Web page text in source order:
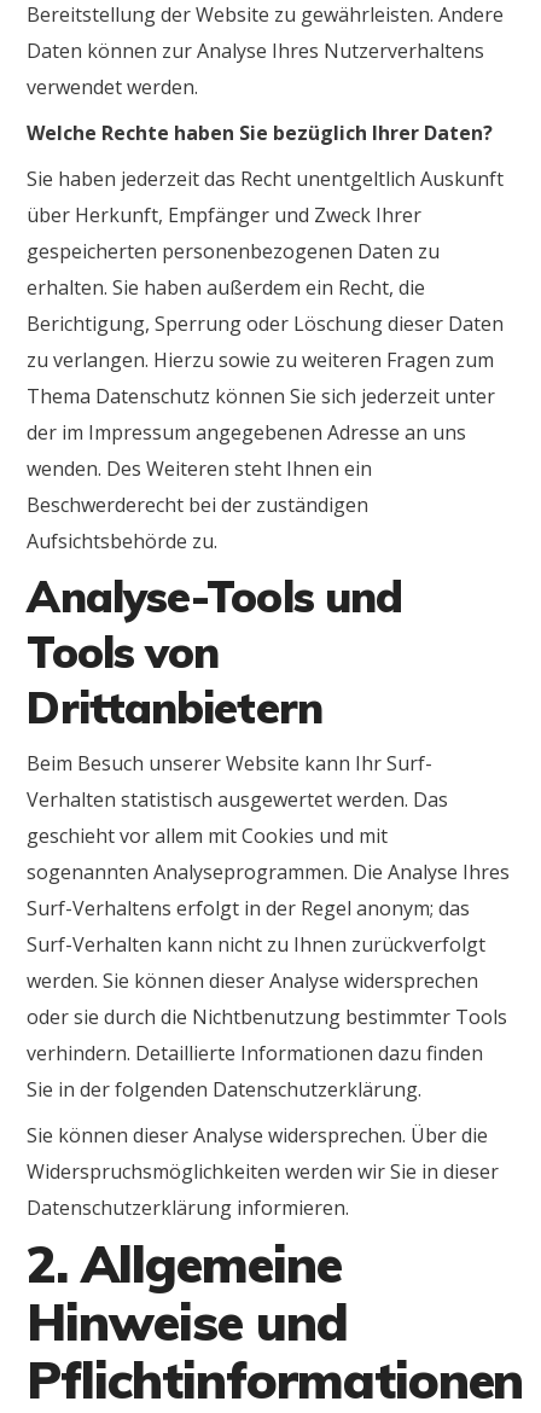
Bereitstellung der Website zu gewährleisten. Andere
Daten können zur Analyse Ihres Nutzerverhaltens
verwendet werden.
Welche Rechte haben Sie bezüglich Ihrer Daten?
Sie haben jederzeit das Recht unentgeltlich Auskunft
über Herkunft, Empfänger und Zweck Ihrer
gespeicherten personenbezogenen Daten zu
erhalten. Sie haben außerdem ein Recht, die
Berichtigung, Sperrung oder Löschung dieser Daten
zu verlangen. Hierzu sowie zu weiteren Fragen zum
Thema Datenschutz können Sie sich jederzeit unter
der im Impressum angegebenen Adresse an uns
wenden. Des Weiteren steht Ihnen ein
Beschwerderecht bei der zuständigen
Aufsichtsbehörde zu.
Analyse-Tools und
Tools von
Drittanbietern
Beim Besuch unserer Website kann Ihr Surf-
Verhalten statistisch ausgewertet werden. Das
geschieht vor allem mit Cookies und mit
sogenannten Analyseprogrammen. Die Analyse Ihres
Surf-Verhaltens erfolgt in der Regel anonym; das
Surf-Verhalten kann nicht zu Ihnen zurückverfolgt
werden. Sie können dieser Analyse widersprechen
oder sie durch die Nichtbenutzung bestimmter Tools
verhindern. Detaillierte Informationen dazu finden
Sie in der folgenden Datenschutzerklärung.
Sie können dieser Analyse widersprechen. Über die
Widerspruchsmöglichkeiten werden wir Sie in dieser
Datenschutzerklärung informieren.
2. Allgemeine
Hinweise und
Pflichtinformationen